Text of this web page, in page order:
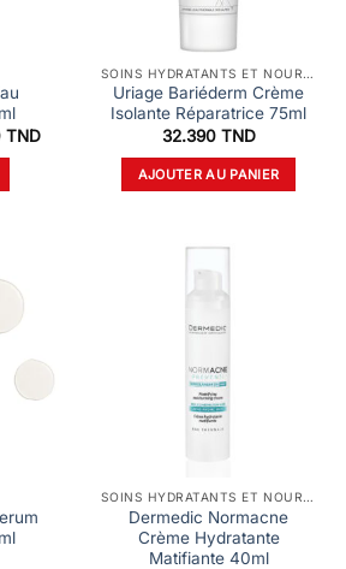
TND.
TNDLe
31.190 TND.
SOINS HYDRATANTS ET NOURRISSANTS
Uriage Bariéderm Crème
Isolante Réparatrice 75ml
32.390 TND
AJOUTER AU PANIER
SOINS HYDRATANTS ET NOURRISSANTS
Dermedic Normacne
Crème Hydratante
Matifiante 40ml